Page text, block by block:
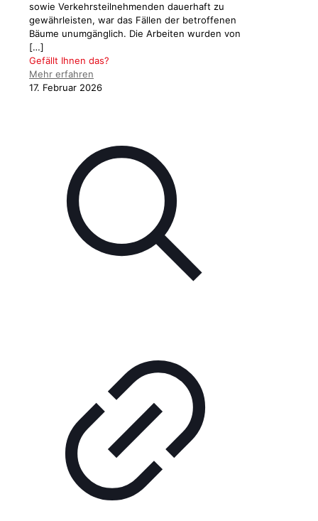
sowie Verkehrsteilnehmenden dauerhaft zu
gewährleisten, war das Fällen der betroffenen
Bäume unumgänglich. Die Arbeiten wurden von
[…]
Gefällt Ihnen das?
Mehr erfahren
17. Februar 2026